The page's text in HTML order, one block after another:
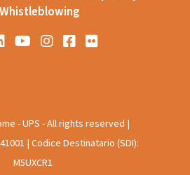
Whistleblowing
- UPS - All rights reserved |
| Codice Destinatario (SDI):
M5UXCR1